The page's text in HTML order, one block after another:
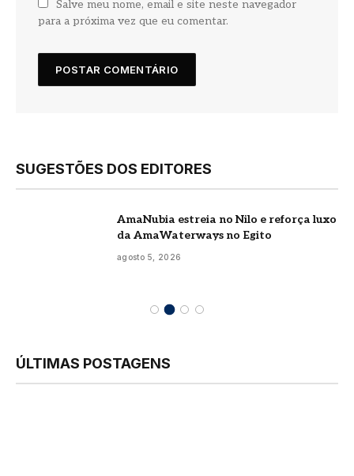
Salve meu nome, email e site neste navegador
para a próxima vez que eu comentar.
SUGESTÕES DOS EDITORES
AmaNubia estreia no Nilo e reforça luxo
da AmaWaterways no Egito
agosto 5, 2026
ÚLTIMAS POSTAGENS